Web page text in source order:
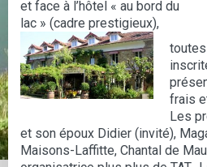
et face à l’hôtel « au bord du
lac » (cadre prestigieux),
frais
Les
et son époux Didier (invité),
Maisons-Laffitte, Chantal de